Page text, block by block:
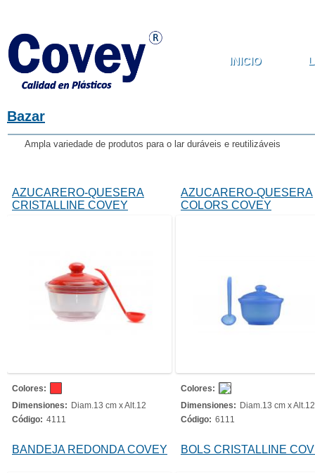
INICIO
Bazar
Ampla variedade de produtos para o lar duráveis e reutilizáveis
AZUCARERO-QUESERA
CRISTALLINE COVEY
Colores:
Dimensiones: Diam.13 cm x Alt.12
Código: 4111
AZUCARERO-QUESERA
COLORS COVEY
Colores:
Dimensiones: Diam.13 cm x Alt.12
Código: 6111
BANDEJA REDONDA COVEY BOLS CRISTALLINE